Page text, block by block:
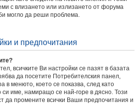
с влизането или излизането от форума
могло да реши проблема.
и предпочитания
всичките Ви настройки се пазят в базата
да посетите Потребителския панел,
в менюто, което се показва, след като
си име, намиращо се най-горе в дясно. Този
да промените всички Ваши предпочитания и